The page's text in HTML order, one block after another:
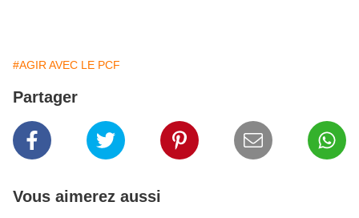
#AGIR AVEC LE PCF
Partager
Vous aimerez aussi